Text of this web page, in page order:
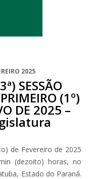
2025
SESSÃO
(1º)
DE 2025 –
de Fevereiro de 2025
(dezoito) horas, no
Estado do Paraná.